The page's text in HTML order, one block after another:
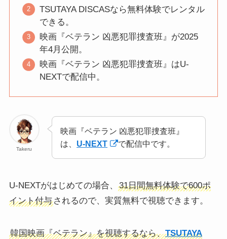
TSUTAYA DISCASなら無料体験でレンタル
できる。
映画『ベテラン 凶悪犯罪捜査班』が2025
年4月公開。
映画『ベテラン 凶悪犯罪捜査班』はU-
NEXTで配信中。
Takeru
映画『ベテラン 凶悪犯罪捜査班』
は、 U-NEXT で配信中です。
U-NEXTがはじめての場合、
31日間無料体験で600ポ
イント付与されるので、実質無料で視聴できます。
韓国映画『ベテラン』を視聴するなら、TSUTAYA